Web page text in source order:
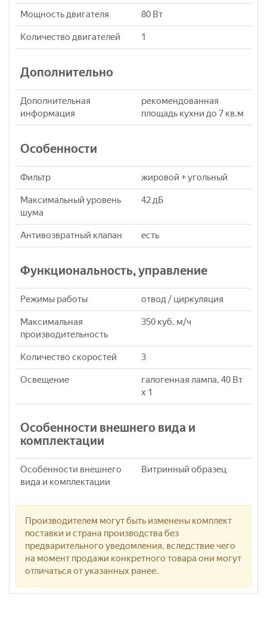
Мощность двигателя 80 Вт
Количество двигателей 1
Дополнительно
Дополнительная
информация
рекомендованная
площадь кухни до 7 кв.м
Особенности
Фильтр жировой + угольный
Максимальный уровень
шума
42 дБ
Антивозвратный клапан есть
Функциональность, управление
Режимы работы отвод / циркуляция
Максимальная
производительность
350 куб. м/ч
Количество скоростей 3
Освещение
галогенная лампа, 40 Вт
х 1
Особенности внешнего вида и
комплектации
Особенности внешнего
вида и комплектации
Витринный образец
Производителем могут быть изменены комплект
поставки и страна производства без
предварительного уведомления, вследствие чего
на момент продажи конкретного товара они могут
отличаться от указанных ранее.